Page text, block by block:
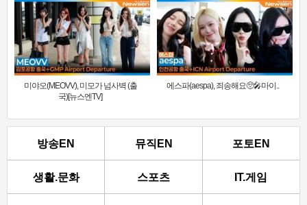
미야오(MEOVV), 미모가 넘사벽 (출
국)[뉴스엔TV]
에스파(aespa), 죄송해요🥺🎤마이..
방송EN 뮤직EN 포토EN
생활.문화 스포츠 IT.게임